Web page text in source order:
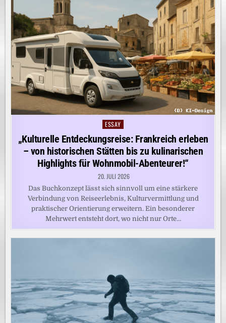
Posted
ESSAY
„Kulturelle Entdeckungsreise: Frankreich erleben
– von historischen Stätten bis zu kulinarischen
Highlights für Wohnmobil-Abenteurer!“
20. JULI 2026
Das Buchkonzept lässt sich sinnvoll um eine stärkere
Verbindung von Reiseerlebnis, Kulturvermittlung und
praktischer Orientierung erweitern. Ein besonderer
Mehrwert entsteht dort, wo nicht nur Orte…